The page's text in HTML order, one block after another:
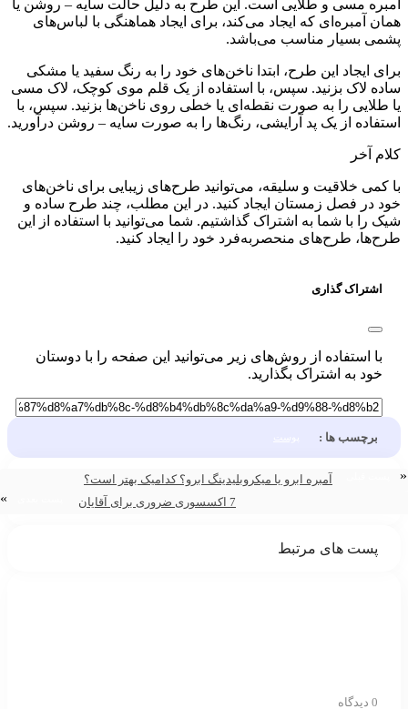
مسی و طلایی است. این طرح به دلیل حالت سایه – روشن یا
آمبره‌ای که ایجاد می‌کند، برای ایجاد هماهنگی با لباس‌های
بسیار مناسب می‌باشد.
ایجاد این طرح، ابتدا ناخن‌های خود را به رنگ سفید یا مشکی
لاک بزنید. سپس، با استفاده از یک قلم موی کوچک، لاک مسی
طلایی را به صورت نقطه‌ای یا خطی روی ناخن‌ها بزنید. سپس، با
از یک پد آرایشی، رنگ‌ها را به صورت سایه – روشن درآورید.
آخر
کمی خلاقیت و سلیقه، می‌توانید طرح‌های زیبایی برای ناخن‌های
در فصل زمستان ایجاد کنید. در این مطلب، چند طرح ساده و
را با شما به اشتراک گذاشتیم. شما می‌توانید با استفاده از این
طرح‌های منحصربه‌فرد خود را ایجاد کنید.
اشتراک گذاری
با استفاده از روش‌های زیر می‌توانید این صفحه را با دوستان
خود به اشتراک بگذارید.
برچسب ها :
قبلی
آمبره ابرو یا میکروبلیدینگ ابرو؟ کدامیک بهتر است؟
پست بعدی
پست های مرتبط